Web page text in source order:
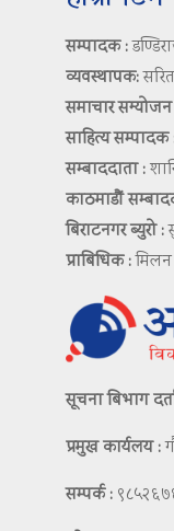
सम्पादक :
व्यवस्थापक:
समाचार
साहित्य सम्पादक
सम्बाददाता :
काठमाडौं
बिराटनगर ब्युरो :
प्राबिधिक :मिलन
सूचना बिभाग
प्रमुख कार्यलय :
सम्पर्क :